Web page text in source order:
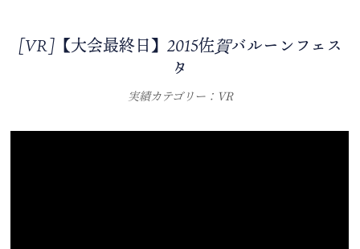
[VR]【大会最終日】2015佐賀バルーンフェス
タ
実績カテゴリー：VR